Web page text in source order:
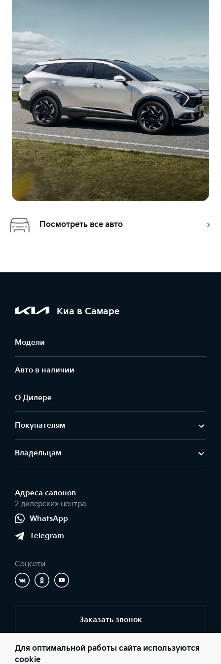
Посмотреть все авто
Киа в Самаре
Модели
Авто в наличии
О Дилере
Покупателям
Владельцам
Адреса салонов
2 дилерских центра
WhatsApp
Telegram
Соцсети
Заказать звонок
© 2026 Юридические лица ООО «Центр Самара» (Фактический
Для оптимальной работы сайта используются
cookie